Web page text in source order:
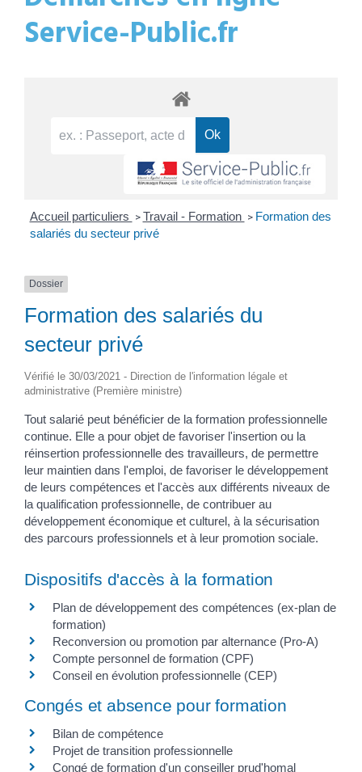
Service-Public.fr
Accueil particuliers > Travail - Formation > Formation des
salariés du secteur privé
Dossier
Formation des salariés du
secteur privé
Vérifié le 30/03/2021 - Direction de l'information légale et
administrative (Première ministre)
Tout salarié peut bénéficier de la formation professionnelle
continue. Elle a pour objet de favoriser l'insertion ou la
réinsertion professionnelle des travailleurs, de permettre
leur maintien dans l'emploi, de favoriser le développement
de leurs compétences et l'accès aux différents niveaux de
la qualification professionnelle, de contribuer au
développement économique et culturel, à la sécurisation
des parcours professionnels et à leur promotion sociale.
Dispositifs d'accès à la formation
Plan de développement des compétences (ex-plan de
formation)
Reconversion ou promotion par alternance (Pro-A)
Compte personnel de formation (CPF)
Conseil en évolution professionnelle (CEP)
Congés et absence pour formation
Bilan de compétence
Projet de transition professionnelle
Congé de formation d'un conseiller prud'homal